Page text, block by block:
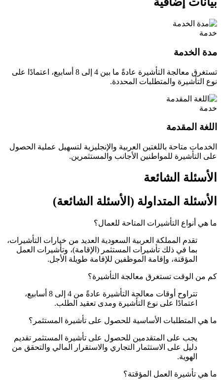
خدمة
مدة الخدمة
تستغرق معالجة التأشيرة عادةً ما بين 4 إلى 8 أسابيع، اعتمادًا على
نوع التأشيرة والمتطلبات المحددة.
خدمة
اللغة المقدمة
الخدمات متاحة باللغتين العربية والإنجليزية لتسهيل عملية الحصول
على التأشيرة للمواطنين الأجانب والمستثمرين.
الأسئلة الشائعة
الأسئلة المتداولة (الأسئلة الشائعة)
ما هي أنواع التأشيرات المتاحة للعمال؟
تقدم المملكة العربية السعودية العديد من خيارات التأشيرات،
بما في ذلك تأشيرات المستثمر (الإقامة)، وتأشيرات العمل
المؤقتة، وإقامة الموظفين للإقامة طويلة الأجل.
كم من الوقت تستغرق معالجة التأشيرة؟
تتراوح أوقات معالجة التأشيرة عادةً من 4 إلى 8 أسابيع،
اعتمادًا على نوع التأشيرة ومدى تعقيد الطلب.
ما هي المتطلبات الأساسية للحصول على تأشيرة المستثمر؟
يجب على المتقدمين للحصول على تأشيرة المستثمر تقديم
دليل على الاستثمار التجاري والاستقرار المالي والتحقق من
الهوية.
ما هي تأشيرة العمل المؤقتة؟